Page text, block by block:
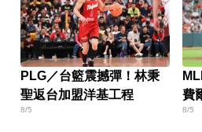
PLG／台籃震撼彈！林秉
聖返台加盟洋基工程
8/5
費
DFA
8/5